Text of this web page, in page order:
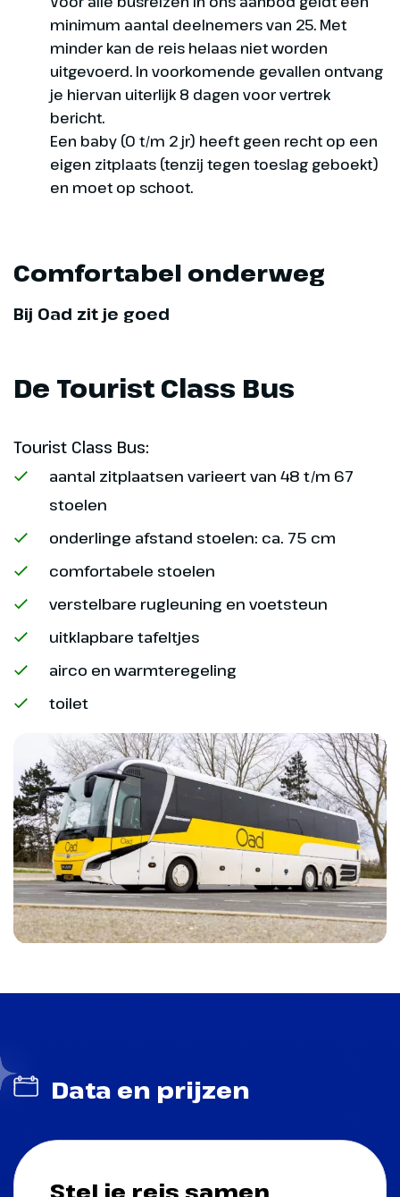
minimum aantal deelnemers van 25. Met
minder kan de reis helaas niet worden
uitgevoerd. In voorkomende gevallen ontvang
je hiervan uiterlijk 8 dagen voor vertrek
bericht.
Een baby (0 t/m 2 jr) heeft geen recht op een
eigen zitplaats (tenzij tegen toeslag geboekt)
en moet op schoot.
Comfortabel onderweg
Bij Oad zit je goed
De Tourist Class Bus
Tourist Class Bus:
aantal zitplaatsen varieert van 48 t/m 67
stoelen
onderlinge afstand stoelen: ca. 75 cm
comfortabele stoelen
verstelbare rugleuning en voetsteun
uitklapbare tafeltjes
airco en warmteregeling
toilet
Data en prijzen
Stel je reis samen